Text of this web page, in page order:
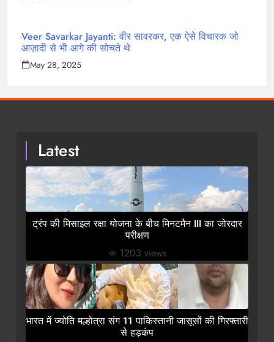
Veer Savarkar Jayanti: वीर सावरकर, एक ऐसे विचारक जो
आज़ादी से भी आगे की सोचते थे
May 28, 2025
Latest
ट्रंप की मिसाइल रक्षा योजना के बीच मिनटमैन III का जोरदार
परीक्षण
1203 views
भारत में ज्योति मल्होत्रा संग 11 पाकिस्तानी जासूसों की गिरफ्तारी
से हड़कंप